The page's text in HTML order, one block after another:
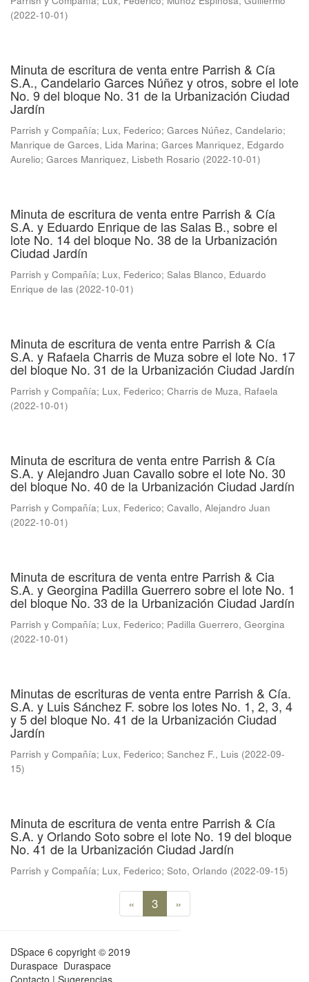
(2022-10-01)
Minuta de escritura de venta entre Parrish & Cía
S.A., Candelario Garces Núñez y otros, sobre el lote
No. 9 del bloque No. 31 de la Urbanización Ciudad
Jardín
Parrish y Compañía; Lux, Federico; Garces Núñez, Candelario;
Manrique de Garces, Lida Marina; Garces Manriquez, Edgardo
Aurelio; Garces Manriquez, Lisbeth Rosario (2022-10-01)
Minuta de escritura de venta entre Parrish & Cía
S.A. y Eduardo Enrique de las Salas B., sobre el
lote No. 14 del bloque No. 38 de la Urbanización
Ciudad Jardín
Parrish y Compañía; Lux, Federico; Salas Blanco, Eduardo
Enrique de las (2022-10-01)
Minuta de escritura de venta entre Parrish & Cía
S.A. y Rafaela Charris de Muza sobre el lote No. 17
del bloque No. 31 de la Urbanización Ciudad Jardín
Parrish y Compañía; Lux, Federico; Charris de Muza, Rafaela
(2022-10-01)
Minuta de escritura de venta entre Parrish & Cía
S.A. y Alejandro Juan Cavallo sobre el lote No. 30
del bloque No. 40 de la Urbanización Ciudad Jardín
Parrish y Compañía; Lux, Federico; Cavallo, Alejandro Juan
(2022-10-01)
Minuta de escritura de venta entre Parrish & Cia
S.A. y Georgina Padilla Guerrero sobre el lote No. 1
del bloque No. 33 de la Urbanización Ciudad Jardín
Parrish y Compañía; Lux, Federico; Padilla Guerrero, Georgina
(2022-10-01)
Minutas de escrituras de venta entre Parrish & Cía.
S.A. y Luis Sánchez F. sobre los lotes No. 1, 2, 3, 4
y 5 del bloque No. 41 de la Urbanización Ciudad
Jardín
Parrish y Compañía; Lux, Federico; Sanchez F., Luis (2022-09-
15)
Minuta de escritura de venta entre Parrish & Cía
S.A. y Orlando Soto sobre el lote No. 19 del bloque
No. 41 de la Urbanización Ciudad Jardín
Parrish y Compañía; Lux, Federico; Soto, Orlando (2022-09-15)
« 3 »
DSpace 6 copyright © 2019
Duraspace Duraspace